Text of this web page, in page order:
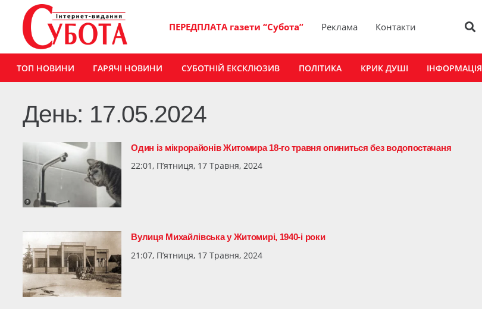
ПЕРЕДПЛАТА газети “Субота” Реклама Контакти
ТОП НОВИНИ ГАРЯЧІ НОВИНИ СУБОТНІЙ ЕКСКЛЮЗИВ ПОЛІТИКА КРИК ДУШІ ІНФОРМАЦІЯ
День: 17.05.2024
Один із мікрорайонів Житомира 18-го травня опиниться без водопостачаня
22:01, П’ятниця, 17 Травня, 2024
Вулиця Михайлівська у Житомирі, 1940-і роки
21:07, П’ятниця, 17 Травня, 2024